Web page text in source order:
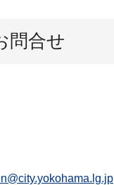
問合せ